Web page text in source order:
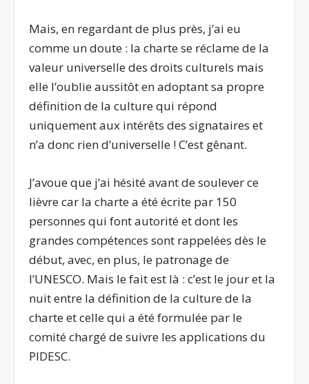
Mais, en regardant de plus près, j’ai eu
comme un doute : la charte se réclame de la
valeur universelle des droits culturels mais
elle l’oublie aussitôt en adoptant sa propre
définition de la culture qui répond
uniquement aux intérêts des signataires et
n’a donc rien d’universelle ! C’est gênant.
J’avoue que j’ai hésité avant de soulever ce
lièvre car la charte a été écrite par 150
personnes qui font autorité et dont les
grandes compétences sont rappelées dès le
début, avec, en plus, le patronage de
l’UNESCO. Mais le fait est là : c’est le jour et la
nuit entre la définition de la culture de la
charte et celle qui a été formulée par le
comité chargé de suivre les applications du
PIDESC.